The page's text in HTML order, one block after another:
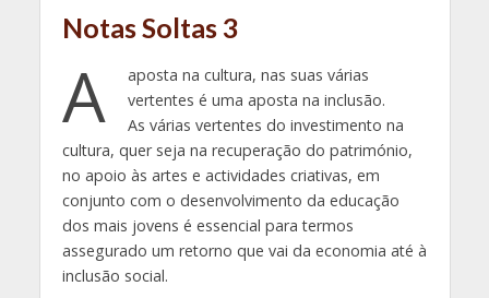
Notas Soltas 3
A
aposta na cultura, nas suas várias
vertentes é uma aposta na inclusão.
As várias vertentes do investimento na
cultura, quer seja na recuperação do património,
no apoio às artes e actividades criativas, em
conjunto com o desenvolvimento da educação
dos mais jovens é essencial para termos
assegurado um retorno que vai da economia até à
inclusão social.